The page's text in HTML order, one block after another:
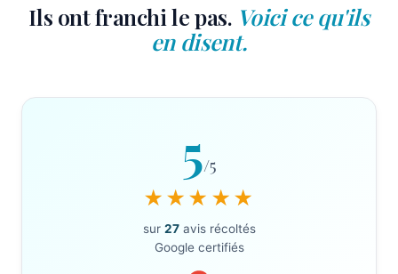
Ils ont franchi le pas. Voici ce qu'ils
en disent.
5/5
★★★★★
sur 27avis récoltés
Google certifiés